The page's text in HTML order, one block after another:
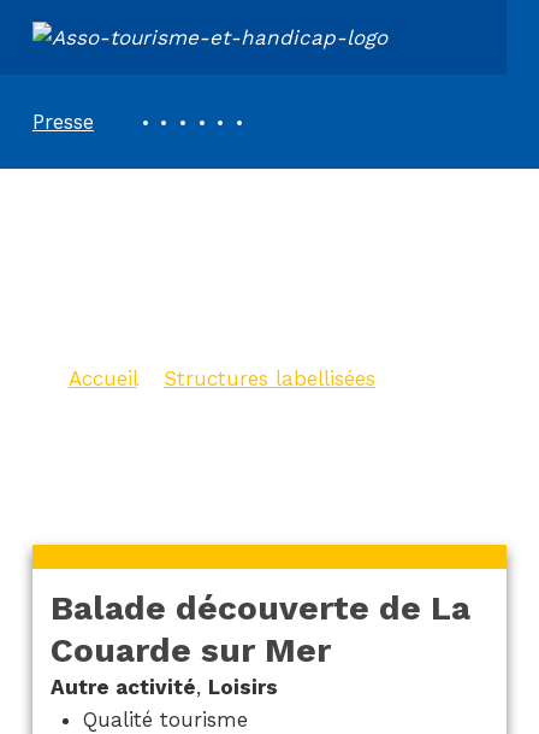
ASSOCIATION TOURISME ET HANDICAPS
Presse
Accueil> Structures labellisées
Balade découverte de La
Couarde sur Mer
Autre activité, Loisirs
Qualité tourisme